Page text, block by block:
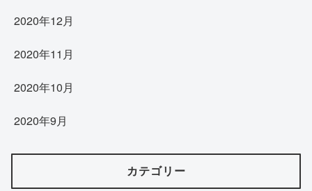
2020年12月
2020年11月
2020年10月
2020年9月
カテゴリー